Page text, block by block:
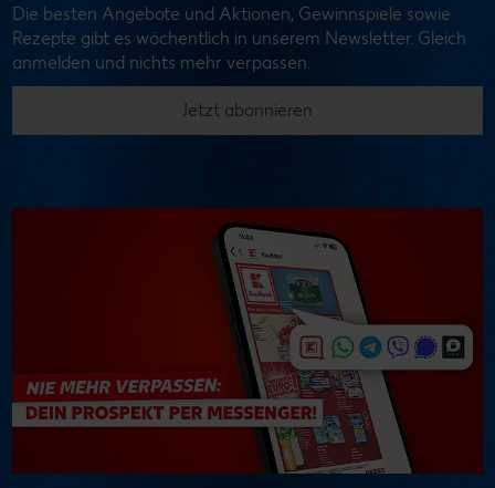
Die besten Angebote und Aktionen, Gewinnspiele sowie
Rezepte gibt es wöchentlich in unserem Newsletter. Gleich
anmelden und nichts mehr verpassen.
Jetzt abonnieren